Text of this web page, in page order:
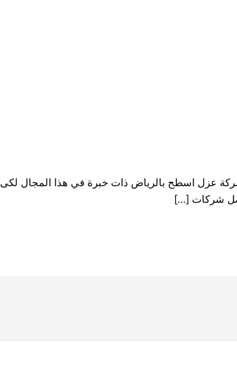
عزل اسطح بالرياض ذات خبرة في هذا المجال لكى
شركات […]